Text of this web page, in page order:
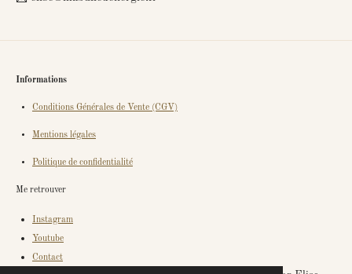
Informations
Conditions Générales de Vente (CGV)
Mentions légales
Politique de confidentialité
Me retrouver
Instagram
Youtube
Contact